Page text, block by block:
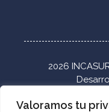
Valoramos tu
2026